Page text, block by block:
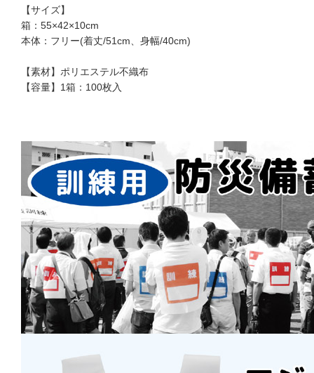
【サイズ】
箱：55×42×10cm
本体：フリー(着丈/51cm、身幅/40cm)
【素材】ポリエステル不織布
【容量】1箱：100枚入